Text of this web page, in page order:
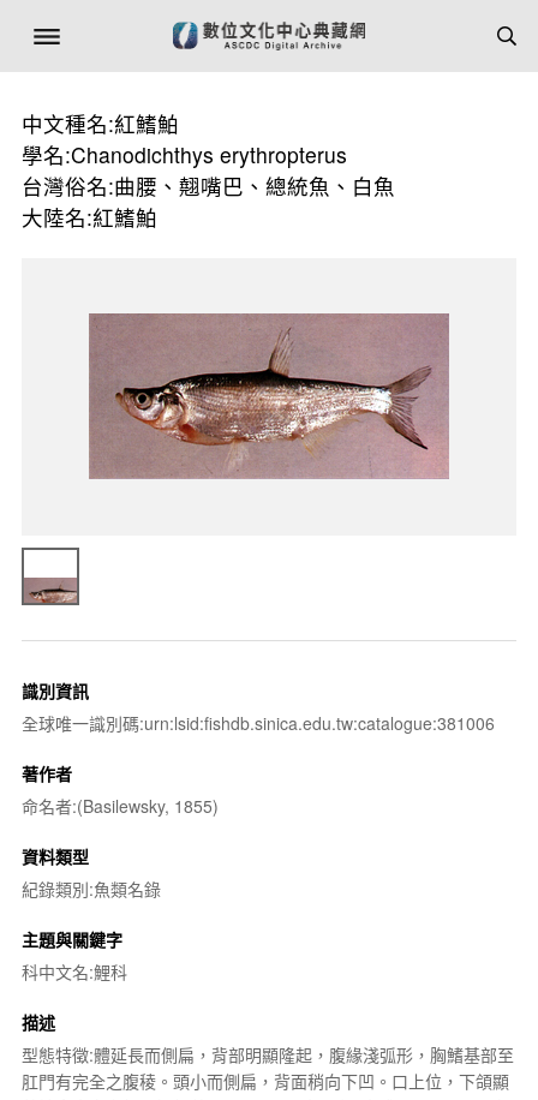
中文種名:紅鰭鮊
學名:Chanodichthys erythropterus
台灣俗名:曲腰、翹嘴巴、總統魚、白魚
大陸名:紅鰭鮊
識別資訊
全球唯一識別碼:urn:lsid:fishdb.sinica.edu.tw:catalogue:381006
著作者
命名者:(Basilewsky, 1855)
資料類型
紀錄類別:魚類名錄
主題與關鍵字
科中文名:鯉科
描述
型態特徵:體延長而側扁，背部明顯隆起，腹緣淺弧形，胸鰭基部至
肛門有完全之腹稜。頭小而側扁，背面稍向下凹。口上位，下頜顯